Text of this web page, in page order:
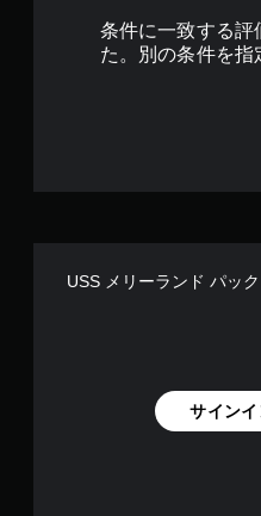
条件に一致する評
た。別の条件を指
USS メリーランド パック
サイン